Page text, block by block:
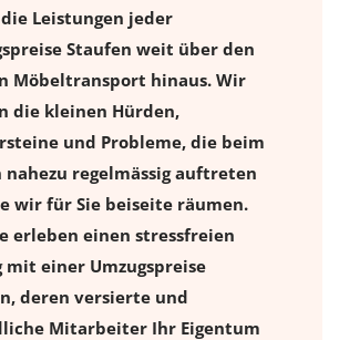
Leistungen jeder
Staufen weit über den
Möbeltransport hinaus. Wir
die kleinen Hürden,
und Probleme, die beim
nahezu regelmässig auftreten
wir für Sie beiseite räumen.
erleben einen stressfreien
mit einer Umzugspreise
deren versierte und
Mitarbeiter Ihr Eigentum